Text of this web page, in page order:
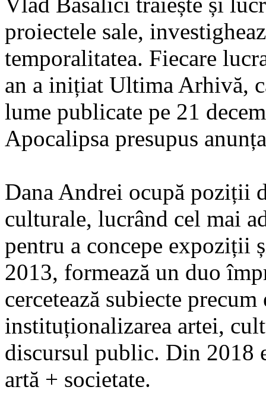
proiectele sale,
temporalitatea. Fiecare
an a inițiat Ultima Arhivă,
lume publicate pe 21
Apocalipsa presupus
Dana Andrei ocupă poziții
culturale, lucrând cel mai
pentru a concepe
2013, formează un duo
cercetează subiecte
instituționalizarea artei,
discursul public. Din 2018
artă + societate.